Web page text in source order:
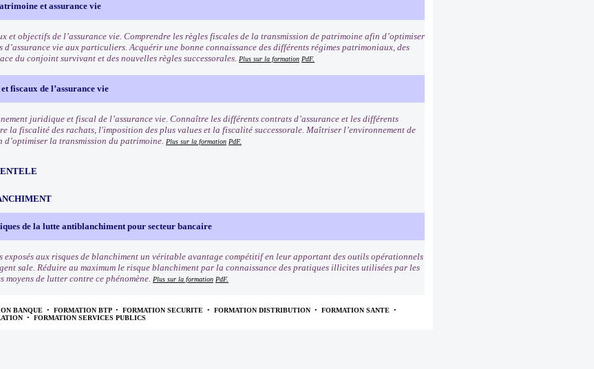
et assurance vie
et objectifs de l’assurance vie. Comprendre les règles fiscales de la transmission de patrimoine afin d’optimiser
d’assurance vie aux particuliers. Acquérir une bonne connaissance des différents régimes patrimoniaux, des
du conjoint survivant et des nouvelles règles successorales. Plus sur la formation PdF.
fiscaux de l’assurance vie
juridique et fiscal de l’assurance vie. Connaître les différents contrats d’assurance et les différents
la fiscalité des rachats, l'imposition des plus values et la fiscalité successorale. Maîtriser l’environnement de
d’optimiser la transmission du patrimoine. Plus sur la formation PdF.
de la lutte antiblanchiment pour secteur bancaire
exposés aux risques de blanchiment un véritable avantage compétitif en leur apportant des outils opérationnels
sale. Réduire au maximum le risque blanchiment par la connaissance des pratiques illicites utilisées par les
moyens de lutter contre ce phénomène. Plus sur la formation PdF.
BANQUE • FORMATION BTP • FORMATION SECURITE • FORMATION DISTRIBUTION • FORMATION SANTE •
• FORMATION SERVICES PUBLICS